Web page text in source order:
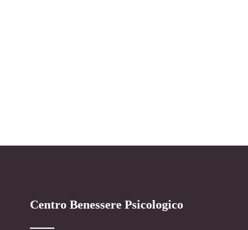
Centro Benessere Psicologico